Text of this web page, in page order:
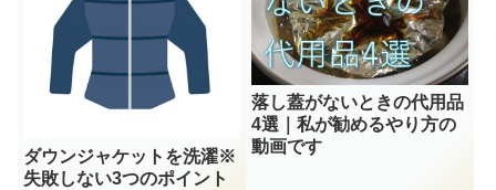
ダウンジャケットを洗濯※
失敗しない3つのポイント
落し蓋がないときの代用品
4選｜私が勧めるやり方の
動画です